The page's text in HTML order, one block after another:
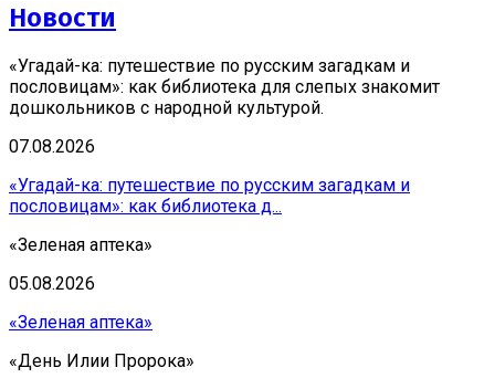
Новости
«Угадай-ка: путешествие по русским загадкам и
пословицам»: как библиотека для слепых знакомит
дошкольников с народной культурой.
07.08.2026
«Угадай-ка: путешествие по русским загадкам и
пословицам»: как библиотека д...
«Зеленая аптека»
05.08.2026
«Зеленая аптека»
«День Илии Пророка»